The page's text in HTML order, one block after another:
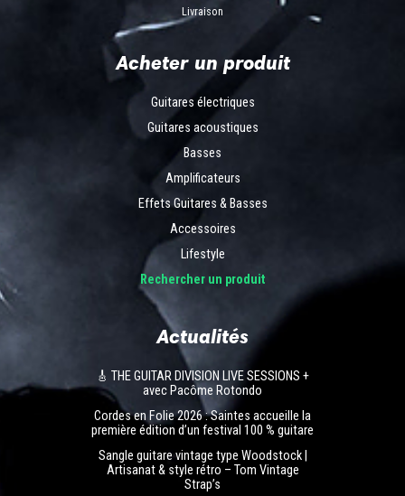
Livraison
Acheter un produit
Guitares électriques
Guitares acoustiques
Basses
Amplificateurs
Effets Guitares & Basses
Accessoires
Lifestyle
Rechercher un produit
Actualités
🎸 THE GUITAR DIVISION LIVE SESSIONS +
avec Pacôme Rotondo
Cordes en Folie 2026 : Saintes accueille la
première édition d’un festival 100 % guitare
Sangle guitare vintage type Woodstock |
Artisanat & style rétro – Tom Vintage
Strap’s